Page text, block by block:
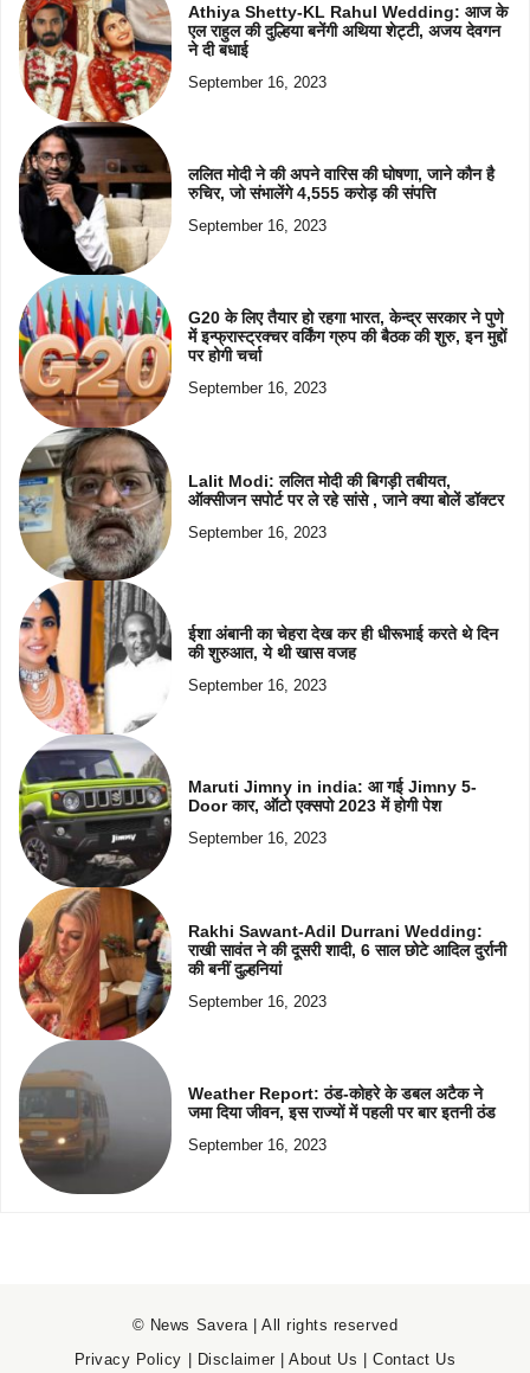
Athiya Shetty-KL Rahul Wedding: आज के
एल राहुल की दुल्हिया बनेंगी अथिया शेट्टी, अजय देवगन
ने दी बधाई
September 16, 2023
ललित मोदी ने की अपने वारिस की घोषणा, जाने कौन है
रुचिर, जो संभालेंगे 4,555 करोड़ की संपत्ति
September 16, 2023
G20 के लिए तैयार हो रहगा भारत, केन्द्र सरकार ने पुणे
में इन्फ्रास्ट्रक्चर वर्किंग ग्रुप की बैठक की शुरु, इन मुद्दों
पर होगी चर्चा
September 16, 2023
Lalit Modi: ललित मोदी की बिगड़ी तबीयत,
ऑक्सीजन सपोर्ट पर ले रहे सांसे , जाने क्या बोलें डॉक्टर
September 16, 2023
ईशा अंबानी का चेहरा देख कर ही धीरूभाई करते थे दिन
की शुरुआत, ये थी खास वजह
September 16, 2023
Maruti Jimny in india: आ गई Jimny 5-
Door कार, ऑटो एक्सपो 2023 में होगी पेश
September 16, 2023
Rakhi Sawant-Adil Durrani Wedding:
राखी सावंत ने की दूसरी शादी, 6 साल छोटे आदिल दुर्रानी
की बनीं दुल्हनियां
September 16, 2023
Weather Report: ठंड-कोहरे के डबल अटैक ने
जमा दिया जीवन, इस राज्यों में पहली पर बार इतनी ठंड
September 16, 2023
© News Savera | All rights reserved
Privacy Policy | Disclaimer |About Us |Contact Us